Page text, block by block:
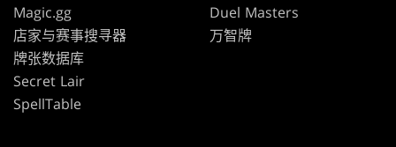
Magic.gg
店家与赛事搜寻器
牌张数据库
Secret Lair
SpellTable
Duel Masters
万智牌